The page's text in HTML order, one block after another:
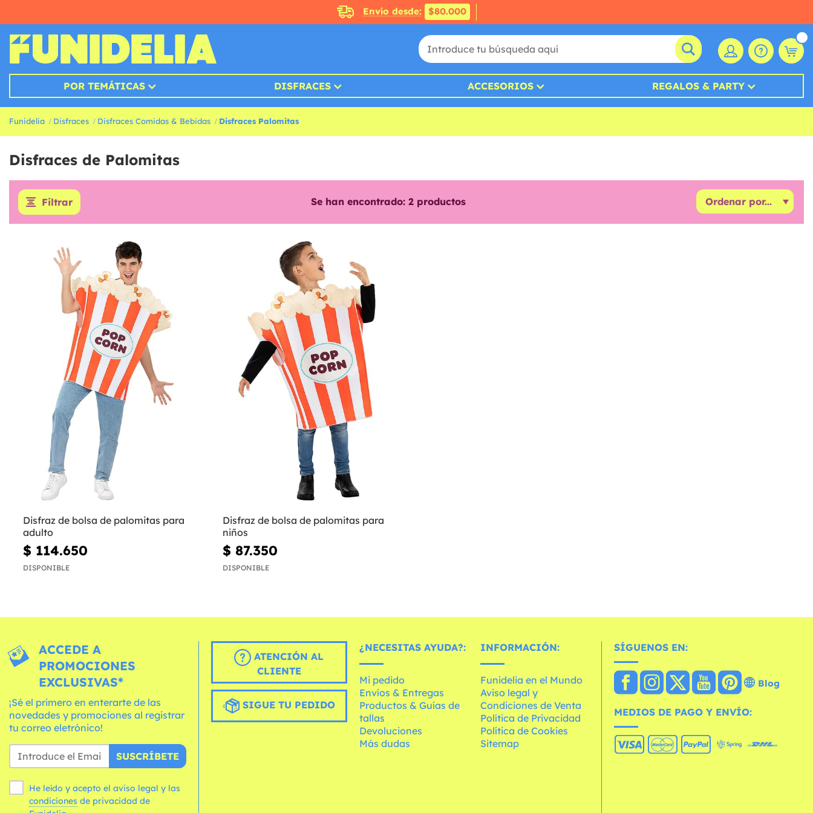
Envío desde: $80.000
POR TEMÁTICAS DISFRACES ACCESORIOS REGALOS & PARTY
Funidelia Disfraces Disfraces Comidas & Bebidas Disfraces Palomitas
Disfraces de Palomitas
Filtrar Se han encontrado: 2 productos
Disfraz de bolsa de palomitas para
adulto
$ 114.650
DISPONIBLE
Disfraz de bolsa de palomitas para
niños
$ 87.350
DISPONIBLE
ACCEDE A
PROMOCIONES
EXCLUSIVAS*
¡Sé el primero en enterarte de las
novedades y promociones al registrar
tu correo eletrónico!
SUSCRÍBETE
He leído y acepto el aviso legal y las
condiciones
ATENCIÓN AL
CLIENTE
SIGUE TU PEDIDO
¿NECESITAS AYUDA?:
Mi pedido
Envíos & Entregas
Productos & Guías de
tallas
Devoluciones
Más dudas
INFORMACIÓN:
Funidelia en el Mundo
Aviso legal y
Condiciones de Venta
Política de Privacidad
Política de Cookies
Sitemap
SÍGUENOS EN:
Blog
MEDIOS DE PAGO Y ENVÍO: